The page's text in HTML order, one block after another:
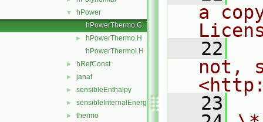
▼
hPower
hPowerThermo.C
►
hPowerThermo.H
hPowerThermoI.H
► hRefConst
► janaf
► sensibleEnthalpy
► sensibleInternalEnergy
► thermo
a
   22
not,
   23